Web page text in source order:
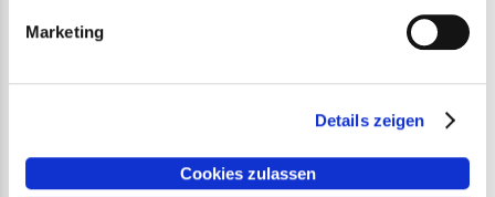
Marketing
Details zeigen
Cookies zulassen